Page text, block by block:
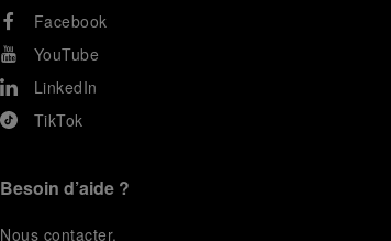
Facebook
YouTube
LinkedIn
TikTok
Besoin d’aide ?
Nous contacter.